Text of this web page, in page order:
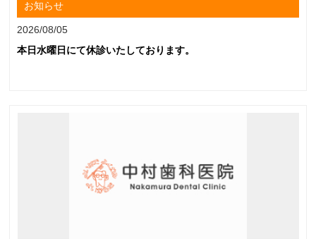
お知らせ
2026/08/05
本日水曜日にて休診いたしております。